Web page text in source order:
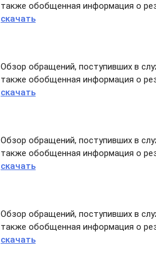
также обобщенная информация о
скачать
Обзор обращений, поступивших в
также обобщенная информация о
скачать
Обзор обращений, поступивших в
также обобщенная информация о
скачать
Обзор обращений, поступивших в
также обобщенная информация о
скачать